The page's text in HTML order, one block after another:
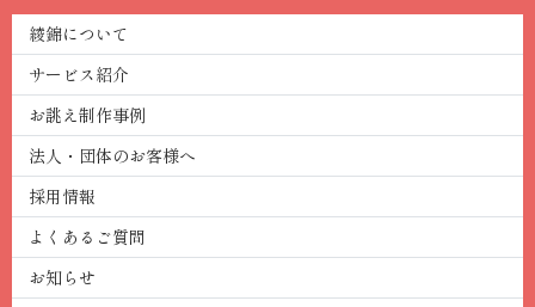
綾錦について
サービス紹介
お誂え制作事例
法人・団体のお客様へ
採用情報
よくあるご質問
お知らせ